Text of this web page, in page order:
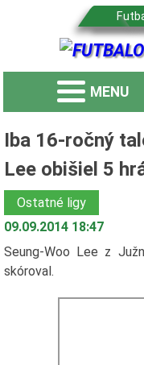
MENU
Iba 16-ročný
Lee obišiel 5
Ostatné ligy
09.09.2014 18:47
Seung-Woo Lee z
skóroval.